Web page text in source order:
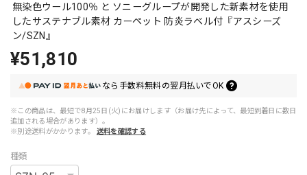
無染色ウール100％ と ソニーグループが開発した新素材を使用
したサステナブル素材 カーペット 防炎ラベル付『アスシーズ
ン/SZN』
¥51,810
なら 手数料無料の翌月払いでOK
※この商品は、最短で8月25日(火)にお届けします（お届け先によって、最短到着日に数日
追加される場合があります）。
※別途送料がかかります。
送料を確認する
種類